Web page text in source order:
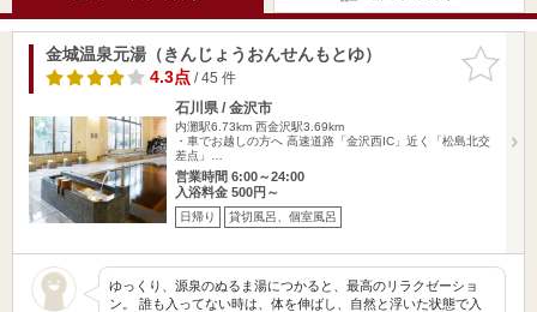
お気に入
りに追加
金城温泉元湯（きんじょうおんせんもとゆ）
4.3点/ 45 件
石川県 / 金沢市
内灘駅6.73km 西金沢駅3.69km
・車でお越しの方へ 高速道路「金沢西IC」近く「松島北交
差点」…
営業時間 6:00～24:00
入浴料金 500円～
日帰り 貸切風呂、個室風呂
ゆっくり、源泉のぬるま湯につかると、最高のリラクゼーショ
ン。 誰も入ってない時は、体を伸ばし、自然と浮いた状態で入